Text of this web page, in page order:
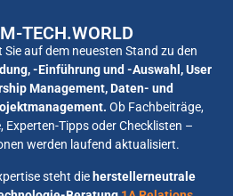
TECH.WORLD
Sie auf dem neuesten Stand zu den
-Einführung und -Auswahl, User
Management, Daten- und
Ob Fachbeiträge,
Experten-Tipps oder Checklisten –
werden laufend aktualisiert.
steht die herstellerneutrale